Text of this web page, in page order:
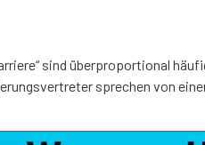
sind überproportional
sprechen von